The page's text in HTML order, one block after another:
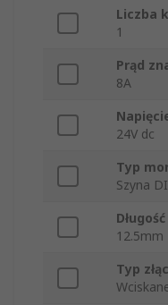
Liczba
1
Prąd
8A
24V dc
Typ
Szyna
Długość
12.5mm
Typ